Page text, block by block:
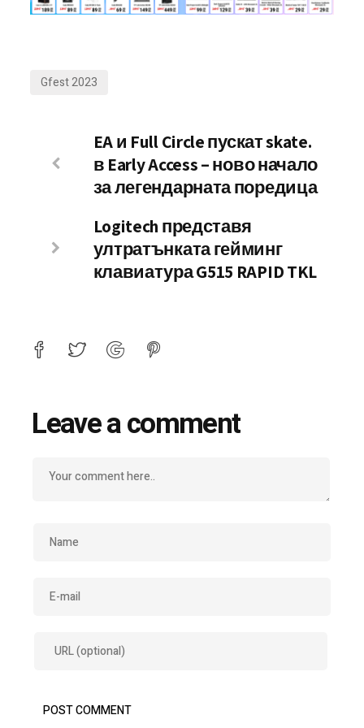
Gfest 2023
EA и Full Circle пускат skate.
в Early Access – ново начало
за легендарната поредица
Logitech представя
ултратънката гейминг
клавиатура G515 RAPID TKL
Leave a comment